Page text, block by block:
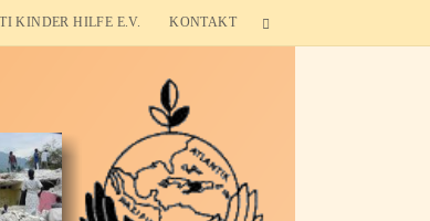
KINDER HILFE E.V. KONTAKT